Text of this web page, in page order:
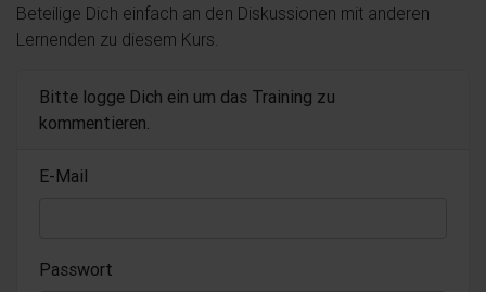
Beteilige Dich einfach an den Diskussionen mit anderen
Lernenden zu diesem Kurs.
Bitte logge Dich ein um das Training zu
kommentieren.
E-Mail
Passwort